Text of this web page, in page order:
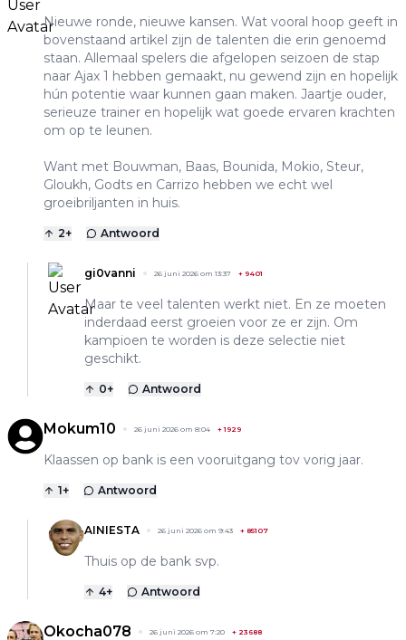
Nieuwe ronde, nieuwe kansen. Wat vooral hoop geeft in
bovenstaand artikel zijn de talenten die erin genoemd
staan. Allemaal spelers die afgelopen seizoen de stap
naar Ajax 1 hebben gemaakt, nu gewend zijn en hopelijk
hún potentie waar kunnen gaan maken. Jaartje ouder,
serieuze trainer en hopelijk wat goede ervaren krachten
om op te leunen.
Want met Bouwman, Baas, Bounida, Mokio, Steur,
Gloukh, Godts en Carrizo hebben we echt wel
groeibriljanten in huis.
2+ Antwoord
gi0vanni 26 juni 2026 om 13:37 + 9401
Maar te veel talenten werkt niet. En ze moeten
inderdaad eerst groeien voor ze er zijn. Om
kampioen te worden is deze selectie niet
geschikt.
0+ Antwoord
Mokum10 26 juni 2026 om 8:04 +1929
Klaassen op bank is een vooruitgang tov vorig jaar.
1+ Antwoord
AINIESTA 26 juni 2026 om 9:43 + 85107
Thuis op de bank svp.
4+ Antwoord
Okocha078 26 juni 2026 om 7:20 + 23688